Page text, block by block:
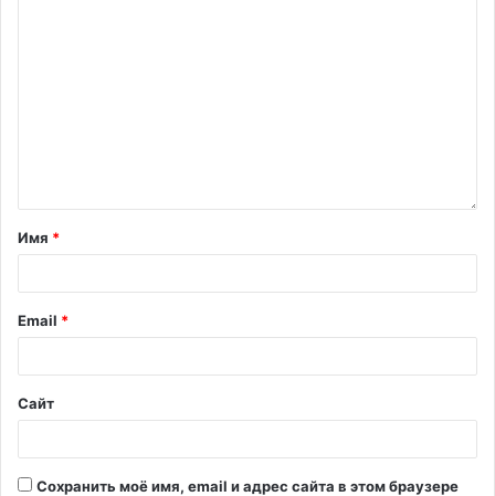
Имя *
Email *
Сайт
Сохранить моё имя, email и адрес сайта в этом браузере